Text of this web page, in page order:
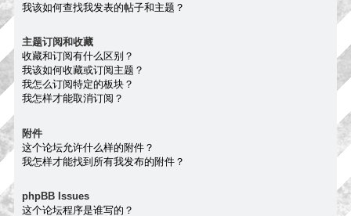
我该如何查找我发表的帖子和主题？
主题订阅和收藏
收藏和订阅有什么区别？
我该如何收藏或订阅主题？
我怎么订阅特定的板块？
我怎样才能取消订阅？
附件
这个论坛允许什么样的附件？
我怎样才能找到所有我发布的附件？
phpBB Issues
这个论坛程序是谁写的？